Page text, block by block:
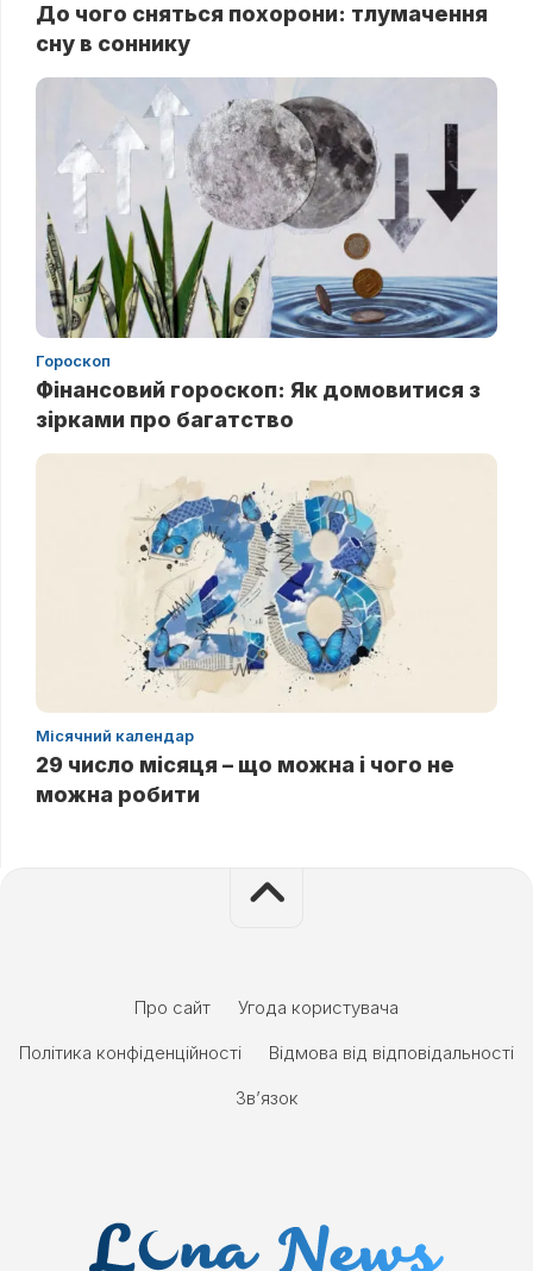
До чого сняться похорони: тлумачення
сну в соннику
Гороскоп
Фінансовий гороскоп: Як домовитися з
зірками про багатство
Місячний календар
29 число місяця – що можна і чого не
можна робити
Про сайт
Угода користувача
Політика конфіденційності
Відмова від відповідальності
Зв’язок